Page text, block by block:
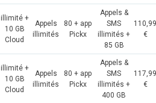
illimité +
10 GB
Cloud
Appels
illimités
80 + app
Pickx
Appels &
SMS
illimités +
85 GB
110,99
€
illimité +
10 GB
Cloud
Appels
illimités
80 + app
Pickx
Appels &
SMS
illimités +
400 GB
117,99
€